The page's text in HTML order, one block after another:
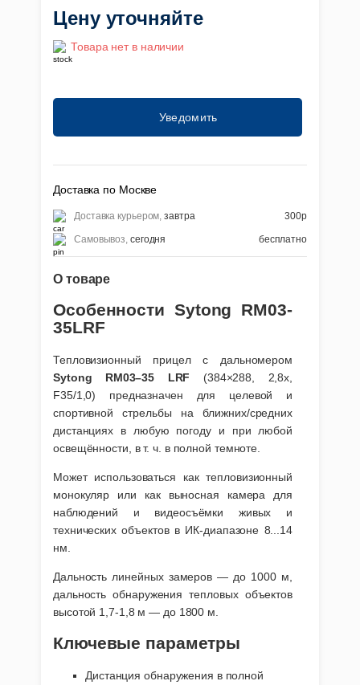
Цену уточняйте
Товара нет в наличии
Уведомить
Доставка по Москве
Доставка курьером,завтра 300р
Самовывоз, сегодня бесплатно
О товаре
Особенности Sytong RM03-
35LRF
Тепловизионный прицел с дальномером
Sytong RM03–35 LRF (384×288, 2,8x,
F35/1,0) предназначен для целевой и
спортивной стрельбы на ближних/средних
дистанциях в любую погоду и при любой
освещённости, в т. ч. в полной темноте.
Может использоваться как тепловизионный
монокуляр или как выносная камера для
наблюдений и видеосъёмки живых и
технических объектов в ИК-диапазоне 8...14
нм.
Дальность линейных замеров — до 1000 м,
дальность обнаружения тепловых объектов
высотой 1,7-1,8 м — до 1800 м.
Ключевые параметры
Дистанция обнаружения в полной
Прицелы
Прицелы ночного
GUIDE
Hikmicro
Seek Thermal